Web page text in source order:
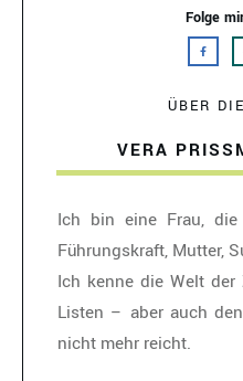
Folge
VERA
ÜBER
Ich bin eine Frau,
Führungskraft, Mutter,
Ich kenne die Welt der
Listen – aber auch
nicht mehr reicht.